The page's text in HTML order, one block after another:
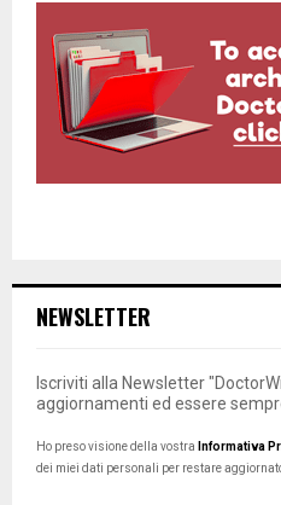
NEWSLETTER
Iscriviti alla Newsletter
aggiornamenti ed essere
Ho preso visione della vostra Informativa
dei miei dati personali per restare